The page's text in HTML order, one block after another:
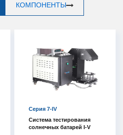
КОМПОНЕНТЫ
Серия 7-IV
Система тестирования
солнечных батарей I-V